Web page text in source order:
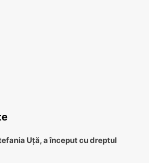
Uță, a început cu dreptul